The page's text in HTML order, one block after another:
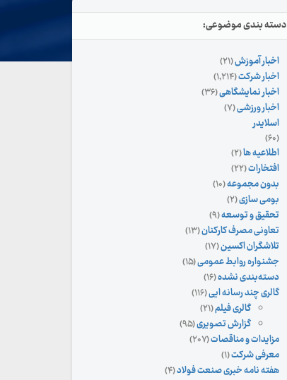
دسته بندی موضوعی:
اخبار آموزش(۲۱)
اخبار شرکت(۱,۲۱۴)
اخبار نمایشگاهی(۳۶)
اخبار ورزشی(۷)
اسلایدر
(۶۰)
اطلاعیه ها(۲)
افتخارات(۲۲)
بدون مجموعه(۱۰)
بومی سازی(۲)
تحقیق و توسعه(۹)
تعاونی مصرف کارکنان(۱۳)
تلاشگران اکسین(۱۷)
جشنواره روابط عمومی(۱۵)
دسته‌بندی نشده(۱۶)
گالری چند رسانه ایی(۱۱۶)
گالری فیلم(۲۱)
گزارش تصویری(۹۵)
مزایدات و مناقصات(۲۰۷)
معرفی شرکت(۱)
هفته نامه خبری صنعت فولاد(۴)